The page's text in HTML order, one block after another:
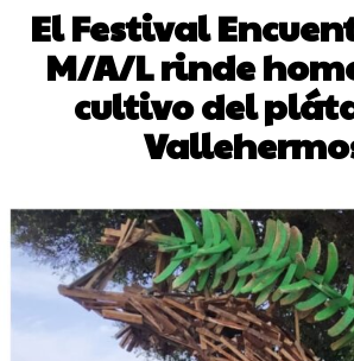
El Festival
M/A/L rinde
cultivo del